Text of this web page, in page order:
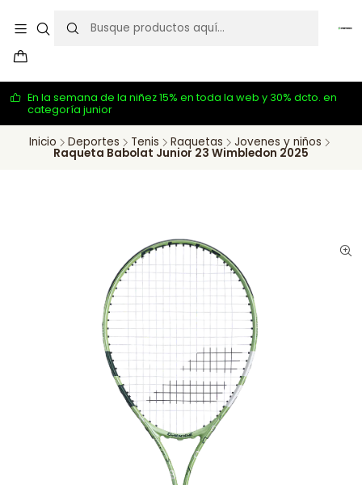
En la semana de la niñez 15% en toda la web y 30% dcto. en
categoría junior
Inicio Deportes Tenis Raquetas Jovenes y niños
Raqueta Babolat Junior 23 Wimbledon 2025